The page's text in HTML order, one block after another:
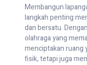
Membangun
langkah penting
dan bersatu.
olahraga yang
menciptakan ruang
fisik, tetapi juga